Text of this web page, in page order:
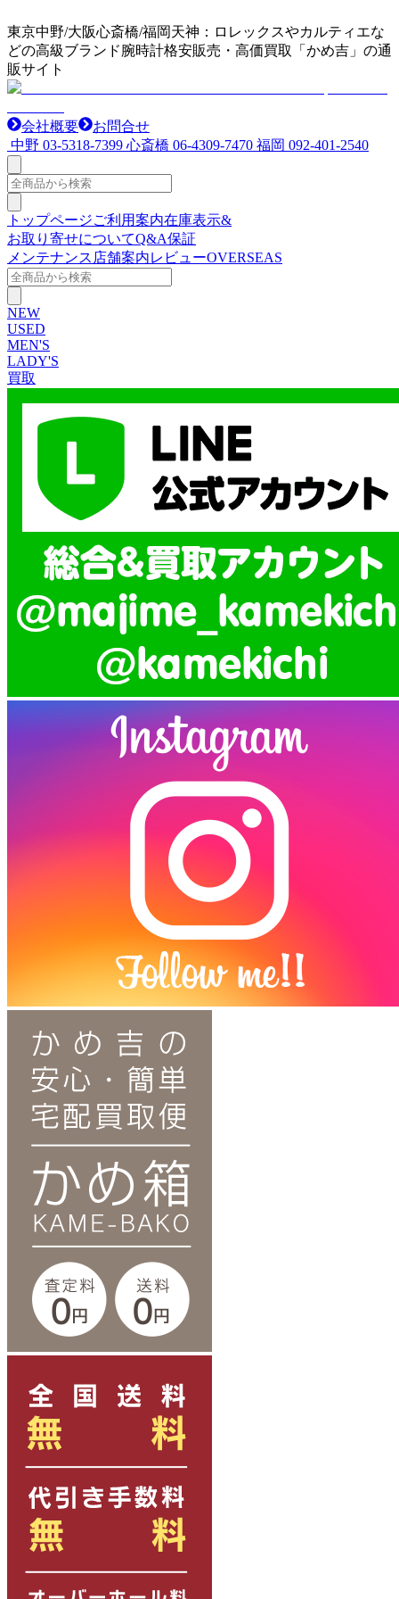
東京中野/大阪心斎橋/福岡天神：ロレックスやカルティエな
どの高級ブランド腕時計格安販売・高価買取「かめ吉」の通
販サイト
会社概要
お問合せ
中野 03-5318-7399 心斎橋 06-4309-7470 福岡 092-401-2540
トップページご利用案内在庫表示&
お取り寄せについてQ&A保証
メンテナンス 店舗案内レビューOVERSEAS
NEW
USED
MEN'S
LADY'S
買取